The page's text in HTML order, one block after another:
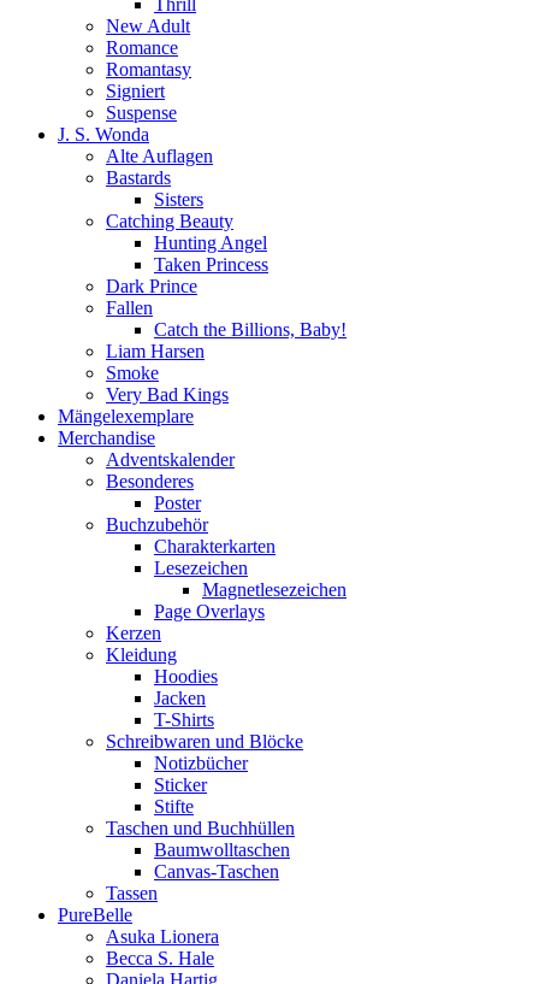
Thrill
New Adult
Romance
Romantasy
Signiert
Suspense
J. S. Wonda
Alte Auflagen
Bastards
Sisters
Catching Beauty
Hunting Angel
Taken Princess
Dark Prince
Fallen
Catch the Billions, Baby!
Liam Harsen
Smoke
Very Bad Kings
Mängelexemplare
Merchandise
Adventskalender
Besonderes
Poster
Buchzubehör
Charakterkarten
Lesezeichen
Magnetlesezeichen
Page Overlays
Kerzen
Kleidung
Hoodies
Jacken
T-Shirts
Schreibwaren und Blöcke
Notizbücher
Sticker
Stifte
Taschen und Buchhüllen
Baumwolltaschen
Canvas-Taschen
Tassen
PureBelle
Asuka Lionera
Becca S. Hale